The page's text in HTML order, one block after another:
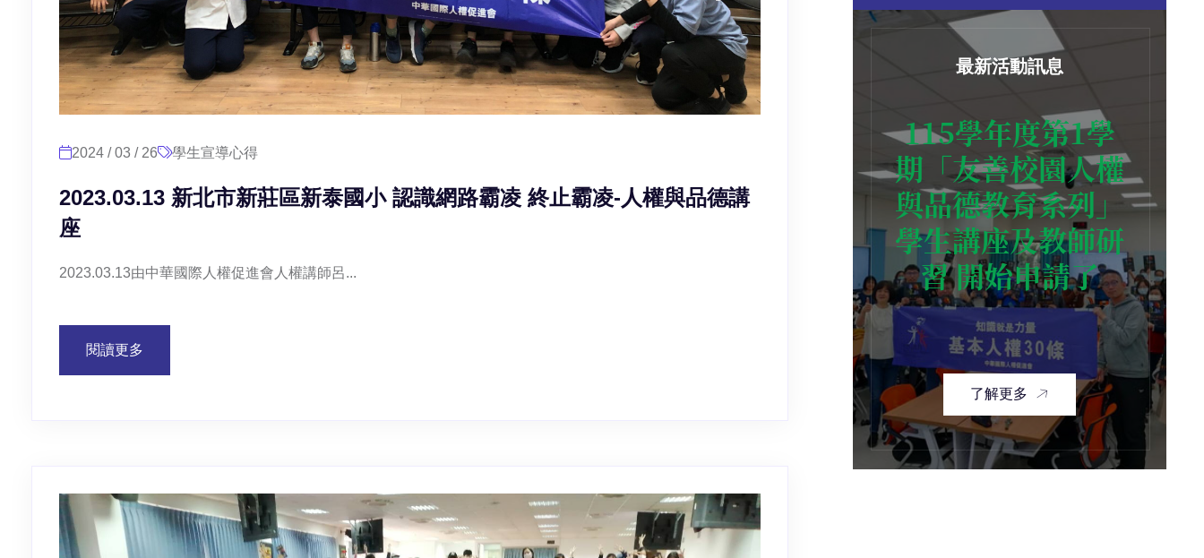
2024 / 03 / 26 學生宣導心得
2023.03.13 新北市新莊區新泰國小 認識網路霸凌 終止霸凌-人權與品德講
座
2023.03.13由中華國際人權促進會人權講師呂...
閱讀更多
最新活動訊息
115學年度第1學
期「友善校園人權
與品德教育系列」
學生講座及教師研
習 開始申請了
了解更多